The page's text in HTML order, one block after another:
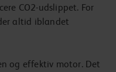
CO2-udslippet. For
altid iblandet
og effektiv motor. Det